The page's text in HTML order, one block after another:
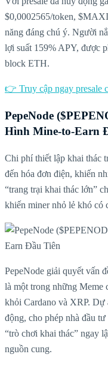
$0,0002565/token,
năng đáng chú ý. Người
lợi suất 159% APY, được
block ETH.
👉 Truy cập ngay presale
PepeNode
Hình Mine-to-Earn
Chi phí thiết lập khai thác
đến hóa đơn điện, khiến
“trang trại khai thác lớn”
khiến miner nhỏ lẻ khó có
PepeNode giải quyết vấn
là một trong những Meme
khỏi Cardano và XRP. Dự
động, cho phép nhà đầu
“trò chơi khai thác” ngay
nguồn cung.